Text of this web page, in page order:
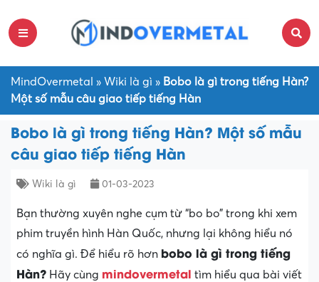
MindOvermetal » Wiki là gì » Bobo là gì trong tiếng Hàn?
Một số mẫu câu giao tiếp tiếng Hàn
Bobo là gì trong tiếng Hàn? Một số mẫu
câu giao tiếp tiếng Hàn
Wiki là gì 01-03-2023
Bạn thường xuyên nghe cụm từ “bo bo” trong khi xem
phim truyền hình Hàn Quốc, nhưng lại không hiểu nó
có nghĩa gì. Để hiểu rõ hơn bobo là gì trong tiếng
Hàn? Hãy cùng mindovermetal tìm hiểu qua bài viết